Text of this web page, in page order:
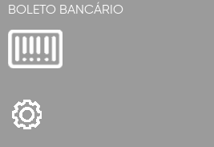
BOLETO BANCÁRIO